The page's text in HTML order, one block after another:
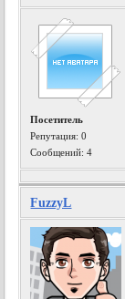
Посетитель
Репутация:0
Сообщений: 4
FuzzyL